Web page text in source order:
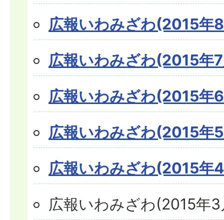
広報いわみざわ(2015年
広報いわみざわ(2015年
広報いわみざわ(2015年
広報いわみざわ(2015年
広報いわみざわ(2015年
広報いわみざわ(2015年